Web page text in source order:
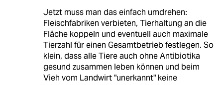
Jetzt muss man das einfach umdrehen:
Fleischfabriken verbieten, Tierhaltung an die
Fläche koppeln und eventuell auch maximale
Tierzahl für einen Gesamtbetrieb festlegen. So
klein, dass alle Tiere auch ohne Antibiotika
gesund zusammen leben können und beim
Vieh vom Landwirt "unerkannt" keine